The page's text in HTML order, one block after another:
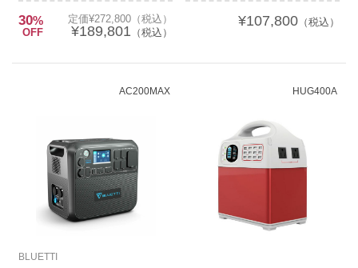
30%
OFF
定価¥272,800（税込）
¥189,801 （税込）
¥107,800（税込）
AC200MAX
BLUETTI
HUG400A